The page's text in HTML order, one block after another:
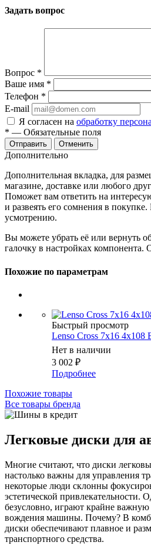
Задать вопрос
Вопрос *
Ваше имя *
Телефон *
E-mail
Я согласен на обработку
* — Обязательные поля
Отправить Отменить
Дополнительно
Дополнительная вкладка, для
магазине, доставке или любого
Поможет вам ответить на
и развеять его сомнения в
усмотрению.
Вы можете убрать её или вернуть
галочку в настройках компонента.
Похожие по параметрам
Быстрый просмотр
Lenso Cross 7x16 4x108
Нет в наличии
3 002 ₽
Подробнее
Похожие товары
Все товары бренда
Легковые диски для
Многие считают, что диски
настолько важны для управления
некоторые люди склонны
эстетической привлекательности.
безусловно, играют крайне важную
вождения машины. Почему? В
диски обеспечивают плавное и
транспортного средства.